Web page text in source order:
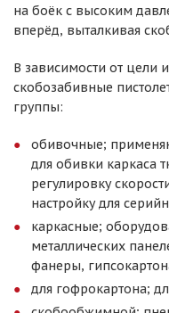
на боёк с высоким
вперёд, выталкивая
В зависимости от цели
скобозабивные
группы:
обивочные;
для обивки каркаса
регулировку
настройку для
каркасные;
металлических
фанеры,
для гофрокартона;